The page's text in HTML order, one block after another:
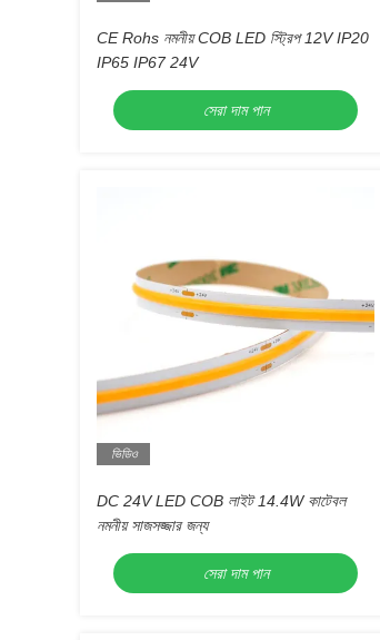
CE Rohs নমনীয় COB LED স্ট্রিপ 12V IP20
IP65 IP67 24V
সেরা দাম পান
ভিডিও
DC 24V LED COB লাইট 14.4W কাটেবল
নমনীয় সাজসজ্জার জন্য
সেরা দাম পান